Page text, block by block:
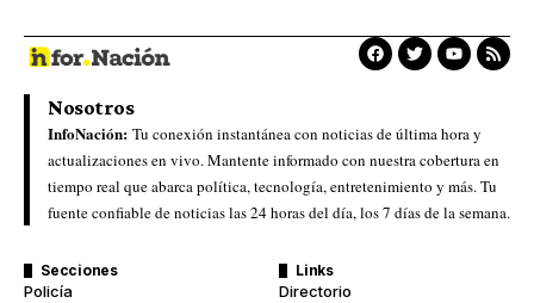
Nosotros
InfoNación: Tu conexión instantánea con noticias de última hora y
actualizaciones en vivo. Mantente informado con nuestra cobertura en
tiempo real que abarca política, tecnología, entretenimiento y más. Tu
fuente confiable de noticias las 24 horas del día, los 7 días de la semana.
Secciones
Policía
Links
Directorio